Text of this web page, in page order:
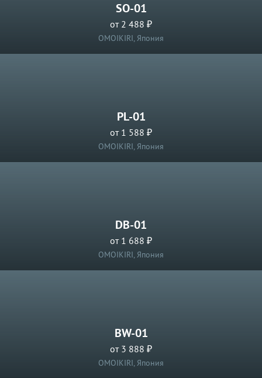
SO-01
от 2 488 ₽
OMOIKIRI, Япония
PL-01
от 1 588 ₽
OMOIKIRI, Япония
DB-01
от 1 688 ₽
OMOIKIRI, Япония
BW-01
от 3 888 ₽
OMOIKIRI, Япония